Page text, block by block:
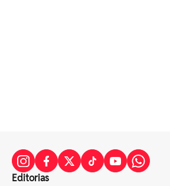
Editorias